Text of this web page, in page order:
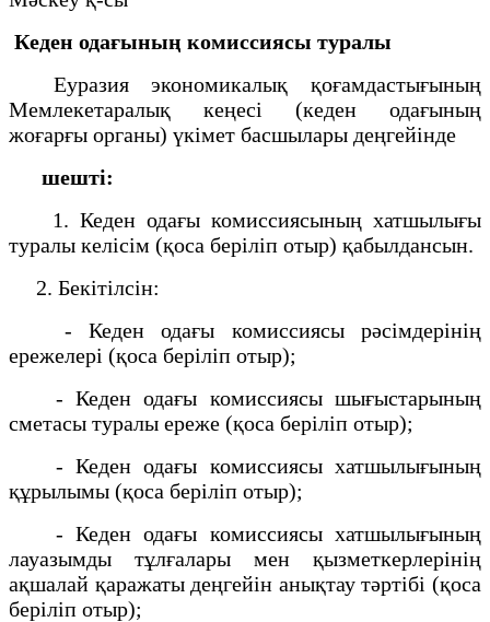
Кеден одағының комиссиясы туралы
Еуразия экономикалық қоғамдастығының
Мемлекетаралық кеңесі (кеден одағының
жоғарғы органы) үкімет басшылары деңгейінде
шешті:
1. Кеден одағы комиссиясының хатшылығы
туралы келісім (қоса беріліп отыр) қабылдансын.
2. Бекітілсін:
- Кеден одағы комиссиясы рәсімдерінің
ережелері (қоса беріліп отыр);
- Кеден одағы комиссиясы шығыстарының
сметасы туралы ереже (қоса беріліп отыр);
- Кеден одағы комиссиясы хатшылығының
құрылымы (қоса беріліп отыр);
- Кеден одағы комиссиясы хатшылығының
лауазымды тұлғалары мен қызметкерлерінің
ақшалай қаражаты деңгейін анықтау тәртібі (қоса
беріліп отыр);